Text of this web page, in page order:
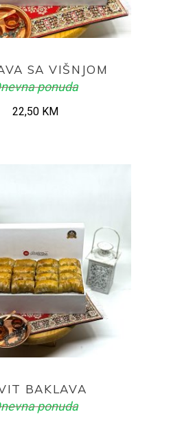
SA VIŠNJOM
ponuda
22,50 KM
BAKLAVA
ponuda